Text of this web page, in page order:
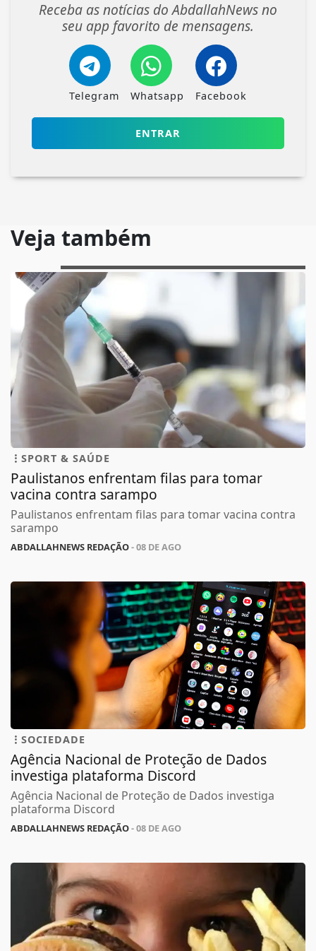
Receba as notícias do AbdallahNews no
seu app favorito de mensagens.
Telegram Whatsapp Facebook
ENTRAR
Veja também
SPORT & SAÚDE
Paulistanos enfrentam filas para tomar
vacina contra sarampo
Paulistanos enfrentam filas para tomar vacina contra
sarampo
ABDALLAHNEWS REDAÇÃO- 08 DE AGO
SOCIEDADE
Agência Nacional de Proteção de Dados
investiga plataforma Discord
Agência Nacional de Proteção de Dados investiga
plataforma Discord
ABDALLAHNEWS REDAÇÃO- 08 DE AGO